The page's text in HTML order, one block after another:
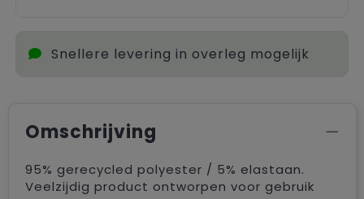
Snellere levering in overleg mogelijk
Omschrijving
95% gerecycled polyester / 5% elastaan.
Veelzijdig product ontworpen voor gebruik